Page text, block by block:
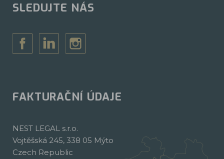
SLEDUJTE NÁS
FAKTURAČNÍ ÚDAJE
NEST LEGAL s.r.o.
Vojtěšská 245, 338 05 Mýto
Czech Republic